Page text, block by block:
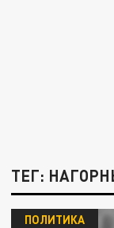
ТЕГ:
ПОЛИТИКА